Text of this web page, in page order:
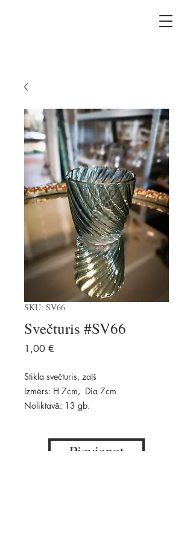
SKU: SV66
Svečturis #SV66
1,00 €
Stikla svečturis, zaļš
Izmērs: H 7cm, Dia 7cm
Noliktavā: 13 gb.
Pievienot